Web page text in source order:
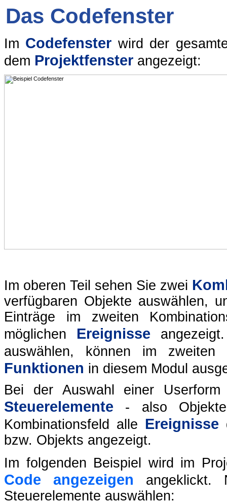
Das Codefenster
Im Codefenster wird der
dem Projektfenster angezeigt:
Im oberen Teil sehen Sie zwei
verfügbaren Objekte auswählen,
Einträge im zweiten
möglichen Ereignisse
auswählen, können im
Funktionen in diesem Modul
Bei der Auswahl einer
Steuerelemente - also
Kombinationsfeld alle Ereignisse
bzw. Objekts angezeigt.
Im folgenden Beispiel wird im
Code angezeigen angeklickt.
Steuerelemente auswählen: